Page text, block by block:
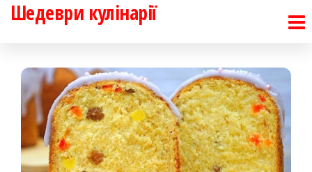
Перейти
Шедеври кулінарії